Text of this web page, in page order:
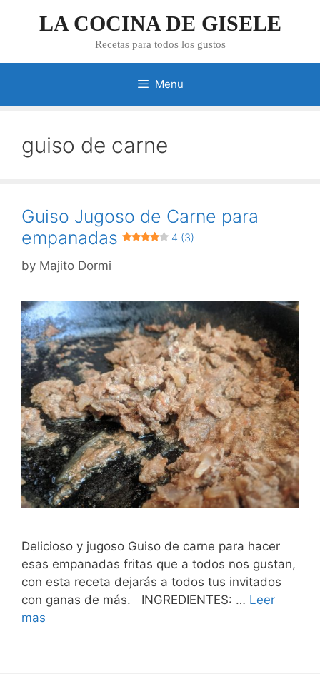
LA COCINA DE GISELE
Recetas para todos los gustos
Menu
guiso de carne
Guiso Jugoso de Carne para
empanadas
4 (3)
by Majito Dormi
Delicioso y jugoso Guiso de carne para hacer
esas empanadas fritas que a todos nos gustan,
con esta receta dejarás a todos tus invitados
con ganas de más. INGREDIENTES: … Leer
mas